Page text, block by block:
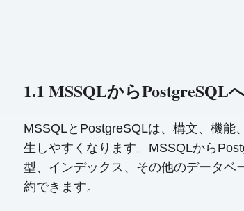
1.1 MSSQLからPostgreSQL
MSSQLとPostgreSQLは、構文、機能
生しやすくなります。MSSQLから
型、インデックス、その他のデータベ
約できます。